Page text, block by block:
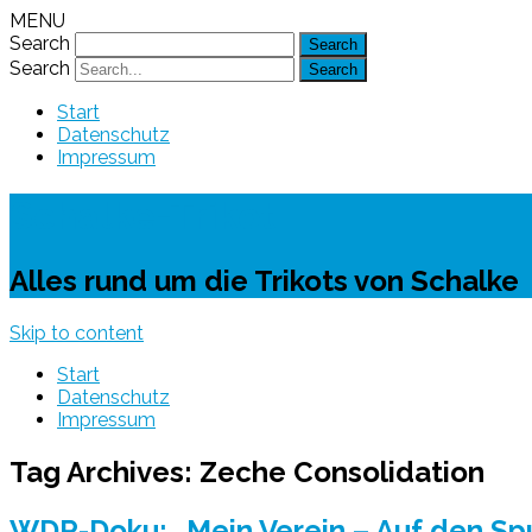
MENU
Search
Search
Start
Datenschutz
Impressum
Alles rund um die Trikots von Schalke
Skip to content
Start
Datenschutz
Impressum
Tag Archives: Zeche Consolidation